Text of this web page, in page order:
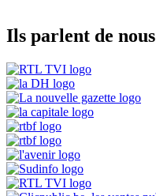
Ils parlent de nous